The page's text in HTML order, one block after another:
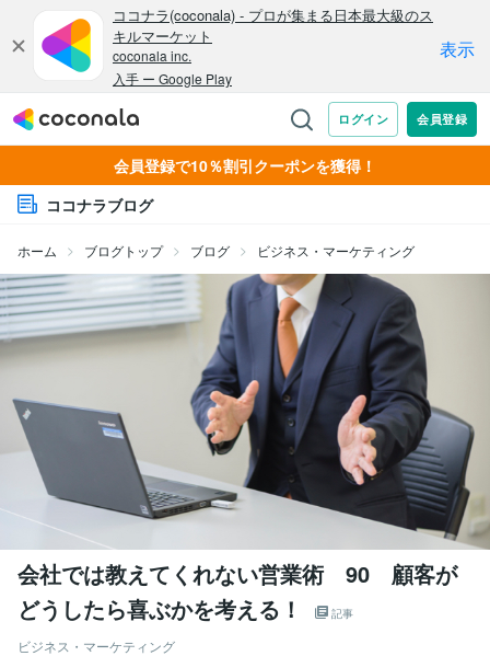
会員登録で10％割引クーポンを獲得！
ココナラブログ
ホーム ブログトップ ブログ ビジネス・マーケティング
会社では教えてくれない営業術 90 顧客が
どうしたら喜ぶかを考える！
記事
ビジネス・マーケティング